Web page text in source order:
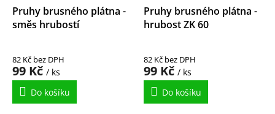
d
u
ů
Pruhy brusného plátna -
směs hrubostí
82 Kč bez DPH
99 Kč / ks
Do košíku
Pruhy brusného plátna -
hrubost ZK 60
82 Kč bez DPH
99 Kč / ks
Do košíku